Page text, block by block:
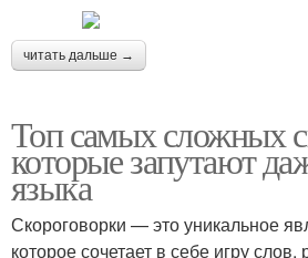
читать дальше →
Топ самых сложных
которые запутают
языка
Скороговорки — это уникальное
которое сочетает в себе игру